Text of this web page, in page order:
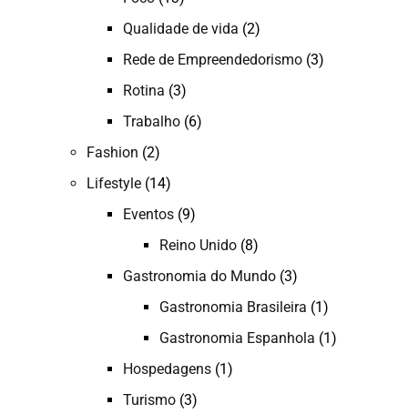
Qualidade de vida (2)
Rede de Empreendedorismo (3)
Rotina (3)
Trabalho (6)
Fashion (2)
Lifestyle (14)
Eventos (9)
Reino Unido (8)
Gastronomia do Mundo (3)
Gastronomia Brasileira (1)
Gastronomia Espanhola (1)
Hospedagens (1)
Turismo (3)